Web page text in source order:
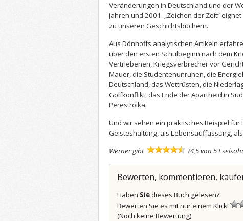
Veränderungen in Deutschland und der
Jahren und 2001. „Zeichen der Zeit“
zu unseren Geschichtsbüchern.
Aus Dönhoffs analytischen Artikeln
über den ersten Schulbeginn nach dem
Vertriebenen, Kriegsverbrecher vor
Mauer, die Studentenunruhen, die
Deutschland, das Wettrüsten, die
Golfkonflikt, das Ende der Apartheid in
Perestroika.
Und wir sehen ein praktisches Beispiel für
Geisteshaltung, als Lebensauffassung,
Werner gibt
(4,5 von 5
Bewerten, kommentieren,
Haben Siedieses Buch gelesen?
Bewerten Sie es mit nur einem Klick!
(Noch keine Bewertung)